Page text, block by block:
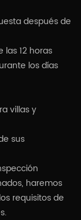
después de
12 horas
los días
villas y
sus
haremos
requisitos de